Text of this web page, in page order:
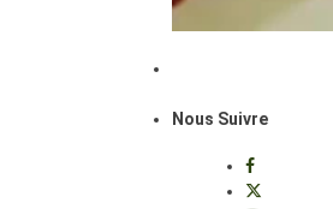
Nous Suivre